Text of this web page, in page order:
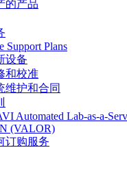
的产品
Support Plans
设备
和校准
维护和合同
Automated Lab-as-a-
(VALOR)
订购服务